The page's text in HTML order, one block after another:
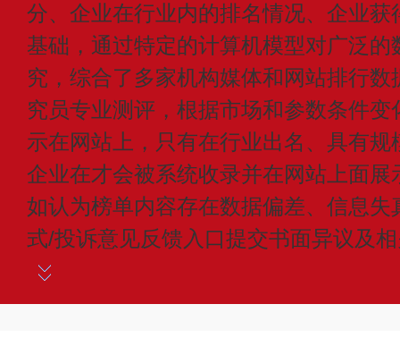
分、企业在行业内的排名情况、企业
基础，通过特定的计算机模型对广泛
究，综合了多家机构媒体和网站排行
究员专业测评，根据市场和参数条件
示在网站上，只有在行业出名、具有
企业在才会被系统收录并在网站上面
如认为榜单内容存在数据偏差、信息
式/投诉意见反馈入口提交书面异议及